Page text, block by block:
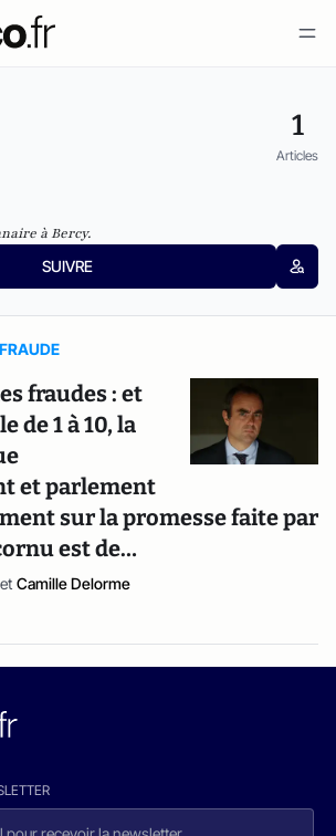
1
Articles
à Bercy.
SUIVRE
fraudes : et
de 1 à 10, la
et parlement
sur la promesse faite par
est de…
et Camille Delorme